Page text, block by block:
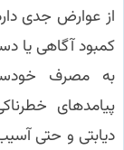
از عوارض جدی
کمبود آگاهی یا
به مصرف
پیامدهای
دیابتی و حتی